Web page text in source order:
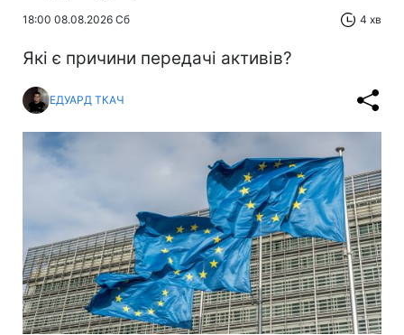
18:00 08.08.2026 Сб 4 хв
Які є причини передачі активів?
ЕДУАРД ТКАЧ